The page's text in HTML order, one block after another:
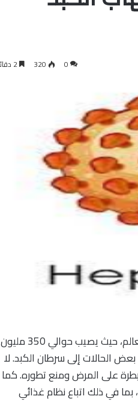
0
320
التهاب الكبد الوبائي B يعد مرض من أكثر الأمراض المعدية شيوعًا في العالم، حيث يصيب حوالي 350 مليون
الحالات إلى سرطان الكبد. لا
على المرض ومنع تطوره. كما
في ذلك اتباع نظام غذائي